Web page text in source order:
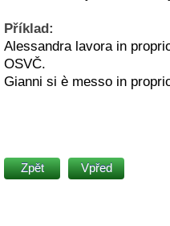
Příklad:
Alessandra lavora in
OSVČ.
Gianni si è messo in
Zpět Vpřed